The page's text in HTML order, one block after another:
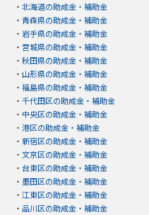
・ 北海道の助成金・補助金
・ 青森県の助成金・補助金
・ 岩手県の助成金・補助金
・ 宮城県の助成金・補助金
・ 秋田県の助成金・補助金
・ 山形県の助成金・補助金
・ 福島県の助成金・補助金
・ 千代田区の助成金・補助金
・ 中央区の助成金・補助金
・ 港区の助成金・補助金
・ 新宿区の助成金・補助金
・ 文京区の助成金・補助金
・ 台東区の助成金・補助金
・ 墨田区の助成金・補助金
・ 江東区の助成金・補助金
・ 品川区の助成金・補助金